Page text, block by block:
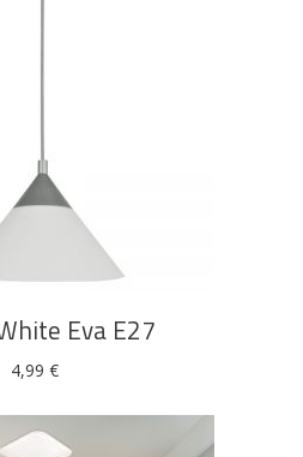
U KOŠARICU
Eva E27
4,99 €